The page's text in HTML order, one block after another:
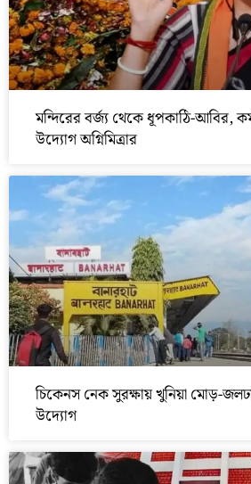
মন্দিরের বর্জ্য থেকে ধূপকাঠি-আবির,
উদ্যোগ অগ্নিমিত্রার
চিকেনস নেক সুরক্ষায় খুনিয়া মোড়-
উদ্যোগ